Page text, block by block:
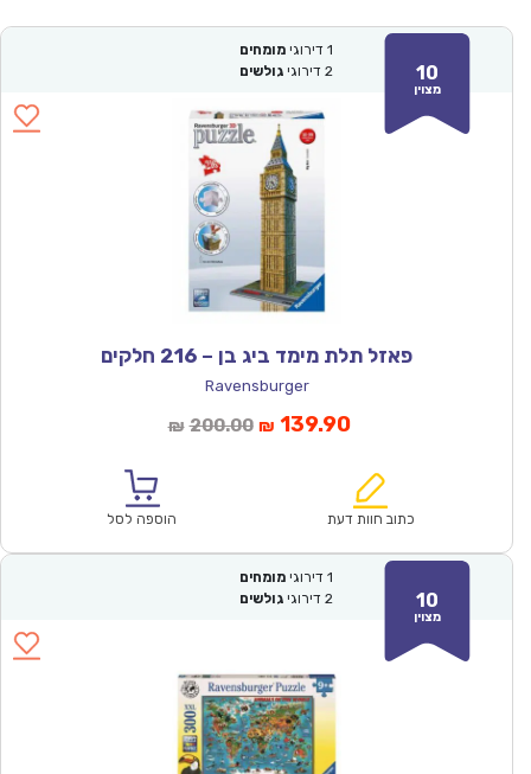
10
מצוין
1 דירוגי מומחים
2 דירוגי גולשים
פאזל תלת מימד ביג בן – 216 חלקים
Ravensburger
₪ 200.00המחיר
₪200.00.
₪ 139.90המחיר
הוא:
כתוב חוות דעת הוספה לסל
10
מצוין
1 דירוגי מומחים
2 דירוגי גולשים